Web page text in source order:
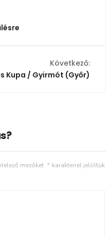
Következő:
Kupa / Gyirmót (Győr)
mezőket * karakterrel jelöltük